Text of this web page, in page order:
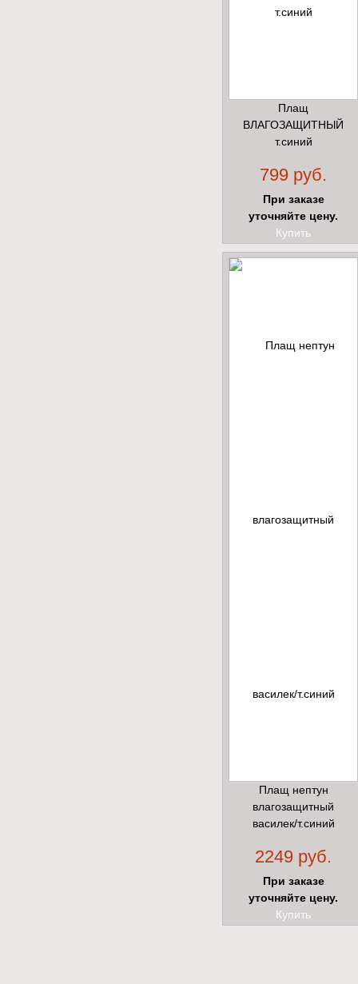
Плащ
ВЛАГОЗАЩИТНЫЙ
т.синий
799 руб.
При заказе
уточняйте цену.
Купить
Плащ нептун
влагозащитный
василек/т.синий
2249 руб.
При заказе
уточняйте цену.
Купить